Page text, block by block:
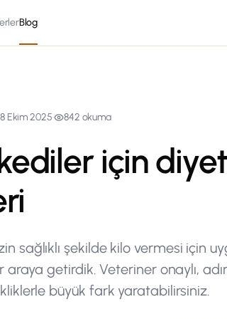
Blog
Ekim 2025· 842 okuma
için
sağlıklı şekilde kilo vermesi için
araya getirdik. Veteriner onaylı,
büyük fark yaratabilirsiniz.